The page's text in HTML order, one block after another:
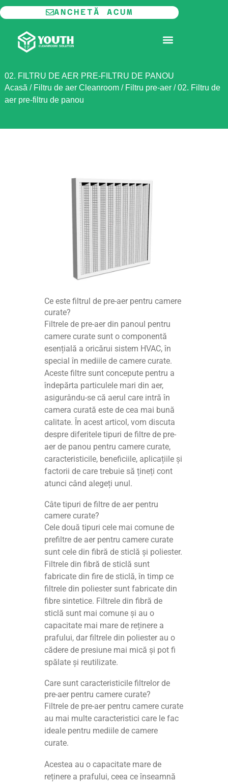
Salt
la
conținut
ANCHETĂ ACUM
02. FILTRU DE AER PRE-FILTRU DE PANOU
Acasă / Filtru de aer Cleanroom/ Filtru pre-aer/02. Filtru de
aer pre-filtru de panou
Ce este filtrul de pre-aer pentru camere
curate?
Filtrele de pre-aer din panoul pentru
camere curate sunt o componentă
esențială a oricărui sistem HVAC, în
special în mediile de camere curate.
Aceste filtre sunt concepute pentru a
îndepărta particulele mari din aer,
asigurându-se că aerul care intră în
camera curată este de cea mai bună
calitate. În acest articol, vom discuta
despre diferitele tipuri de filtre de pre-
aer de panou pentru camere curate,
caracteristicile, beneficiile, aplicațiile și
factorii de care trebuie să țineți cont
atunci când alegeți unul.
Câte tipuri de filtre de aer pentru
camere curate?
Cele două tipuri cele mai comune de
prefiltre de aer pentru camere curate
sunt cele din fibră de sticlă și poliester.
Filtrele din fibră de sticlă sunt
fabricate din fire de sticlă, în timp ce
filtrele din poliester sunt fabricate din
fibre sintetice. Filtrele din fibră de
sticlă sunt mai comune și au o
capacitate mai mare de reținere a
prafului, dar filtrele din poliester au o
cădere de presiune mai mică și pot fi
spălate și reutilizate.
Care sunt caracteristicile filtrelor de
pre-aer pentru camere curate?
Filtrele de pre-aer pentru camere curate
au mai multe caracteristici care le fac
ideale pentru mediile de camere
curate.
Acestea au o capacitate mare de
reținere a prafului, ceea ce înseamnă